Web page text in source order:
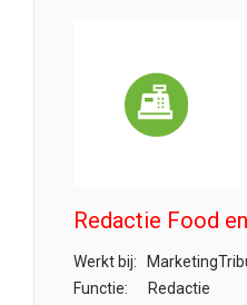
Redactie Food
Werkt bij:
Functie:
Redactie